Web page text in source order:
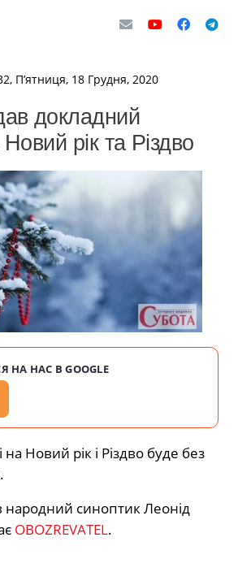
П’ятниця, 18 Грудня, 2020
докладний
рік та Різдво
НА НАС В GOOGLE
на Новий рік і Різдво буде без
народний синоптик Леонід
OBOZREVATEL.